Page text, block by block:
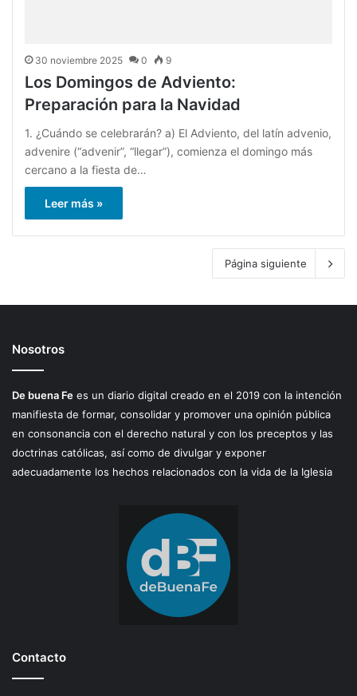
30 noviembre 2025 0 9
Los Domingos de Adviento:
Preparación para la Navidad
1. ¿Cuándo se celebrarán? a) El Adviento, del latín advenio,
advenire (“advenir”, “llegar”), comienza el domingo más
cercano a la fiesta de…
Leer más »
Página siguiente
Nosotros
De buena Fe es un diario digital creado en el 2019 con la intención
manifiesta de formar, consolidar y promover una opinión pública
en consonancia con el derecho natural y con los preceptos y las
doctrinas católicas, así como de divulgar y exponer
adecuadamente los hechos relacionados con la vida de la Iglesia
Contacto